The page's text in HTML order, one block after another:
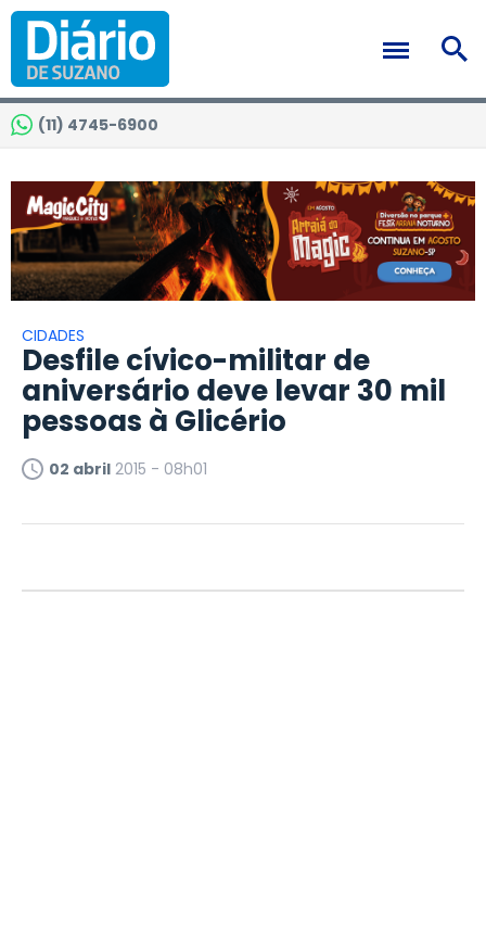
(11) 4745-6900
CIDADES
Desfile cívico-militar de
aniversário deve levar 30 mil
pessoas à Glicério
02 abril 2015 - 08h01